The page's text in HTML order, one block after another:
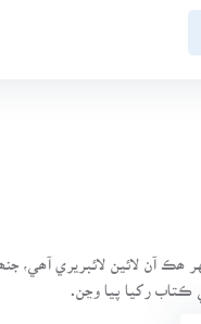
رکيا پيا وڃن.